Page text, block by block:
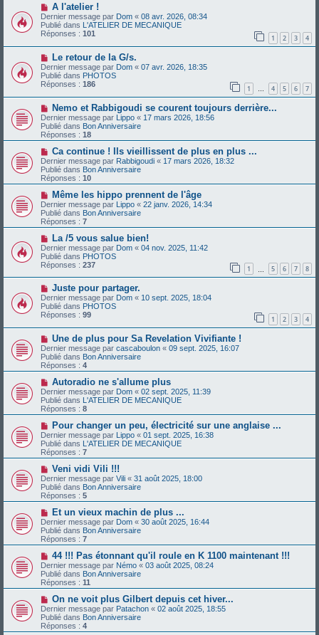
em
e
s
s
a
g
e
N
o
u
v
e
a
m
e
s
s
a
e
A l'atelier !
Dernier message par Dom « 08 avr. 2026, 08:34
Publié dans
L'ATELIER DE MECANIQUE
Réponses : 101 1 2 3 4
N
o
u
v
e
a
u
m
e
s
s
a
g
e
Le retour de la G/s.
Dernier message par Dom « 07 avr. 2026, 18:35
Publié dans PHOTOS
Réponses : 186 1 … 4 5 6 7
N
o
u
v
e
a
m
e
s
s
a
g
e
Nemo et Rabbigoudi se courent toujours derrière...
Dernier message par Lippo « 17 mars 2026, 18:56
Publié dans Bon Anniversaire
Réponses : 18
N
o
u
v
e
a
u
m
e
s
s
a
g
e
Ca continue ! Ils vieillissent de plus en plus ...
Dernier message par Rabbigoudi « 17 mars 2026, 18:32
Publié dans Bon Anniversaire
Réponses : 10
N
o
u
v
e
a
u
m
e
s
s
g
e
Même les hippo prennent de l'âge
Dernier message par Lippo « 22 janv. 2026, 14:34
Publié dans Bon Anniversaire
Réponses : 7
N
o
u
v
e
a
u
m
e
s
s
a
g
e
La /5 vous salue bien!
Dernier message par Dom « 04 nov. 2025, 11:42
Publié dans PHOTOS
Réponses : 237 1 5 6 7 8
N
o
u
v
e
a
m
e
s
s
a
g
e
Juste pour partager.
Dernier message par Dom « 10 sept. 2025, 18:04
Publié dans PHOTOS
Réponses : 99 1 2 3 4
N
o
u
v
e
u
m
e
s
s
a
g
e
Une de plus pour Sa Revelation Vivifiante !
Dernier message par cascaboulon « 09 sept. 2025, 16:07
Publié dans Bon Anniversaire
Réponses : 4
N
o
u
v
e
a
u
m
e
s
s
g
e
Autoradio ne s'allume plus
Dernier message par Dom « 02 sept. 2025, 11:39
Publié dans L'ATELIER DE MECANIQUE
Réponses : 8
N
o
u
v
e
a
m
e
s
s
a
g
e
Pour changer un peu, électricité sur une anglaise ...
Dernier message par Lippo « 01 sept. 2025, 16:38
Publié dans L'ATELIER DE MECANIQUE
Réponses : 7
N
o
u
v
e
a
u
m
e
s
s
g
e
Veni vidi Vili !!!
Dernier message par Vili « 31 août 2025, 18:00
Publié dans Bon Anniversaire
Réponses : 5
N
o
u
v
e
a
m
e
s
s
a
g
e
Et un vieux machin de plus ...
Dernier message par Dom « 30 août 2025, 16:44
Publié dans Bon Anniversaire
Réponses : 7
N
o
u
v
e
a
m
e
s
44 !!! Pas étonnant qu'il roule en K 1100 maintenant !!!
Dernier message par Némo « 03 août 2025, 08:24
Publié dans Bon Anniversaire
Réponses : 11
N
o
u
v
e
On ne voit plus Gilbert depuis cet hiver...
Dernier message par Patachon « 02 août 2025, 18:55
Publié dans Bon Anniversaire
Réponses : 4